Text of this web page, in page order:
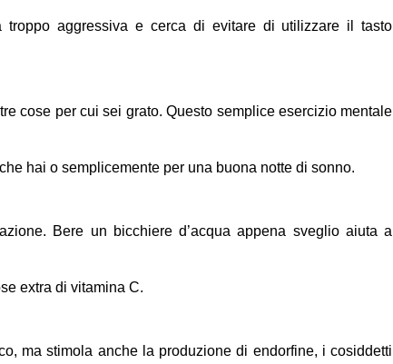
aggressiva e cerca di evitare di utilizzare il tasto
cose per cui sei grato. Questo semplice esercizio mentale
hai o semplicemente per una buona notte di sonno.
Bere un bicchiere d’acqua appena sveglio aiuta a
extra di vitamina C.
ma stimola anche la produzione di endorfine, i cosiddetti